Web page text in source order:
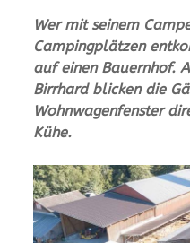
Wer mit seinem
Campingplätzen
auf einen Bauernhof.
Birrhard blicken die
Wohnwagenfenster
Kühe.